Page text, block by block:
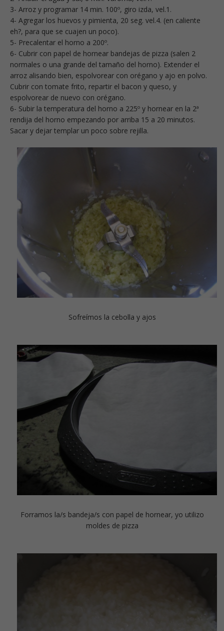
3- Arroz y programar 14 min. 100º, giro izda, vel.1.
4- Agregar los huevos y pimienta, 20 seg. vel.4. (en caliente
eh?, para que se cuajen un poco).
5- Precalentar el horno a 200º.
6- Cubrir con papel de hornear bandejas de pizza (salen 2
normales o una grande del tamaño del horno). Extender el
arroz alisando bien, espolvorear con orégano y ajo en polvo.
Cubrir con tomate frito, repartir el bacon y queso, y
espolvorear de nuevo con orégano.
6- Subir la temperatura del horno a 225º y hornear en la 2ª
rendija del horno empezando por arriba 15 a 20 minutos.
Sacar y dejar templar un poco sobre rejilla.
Sofreímos la cebolla y ajos
Forramos la/s bandeja/s con papel de hornear, yo utilizo
moldes de pizza